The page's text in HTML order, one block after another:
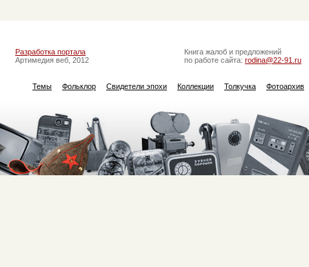
Разработка портала
Артимедия веб, 2012
Книга жалоб и предложений
по работе сайта: rodina@22-91.ru
Темы Фольклор Свидетели эпохи Коллекции Толкучка Фотоархив